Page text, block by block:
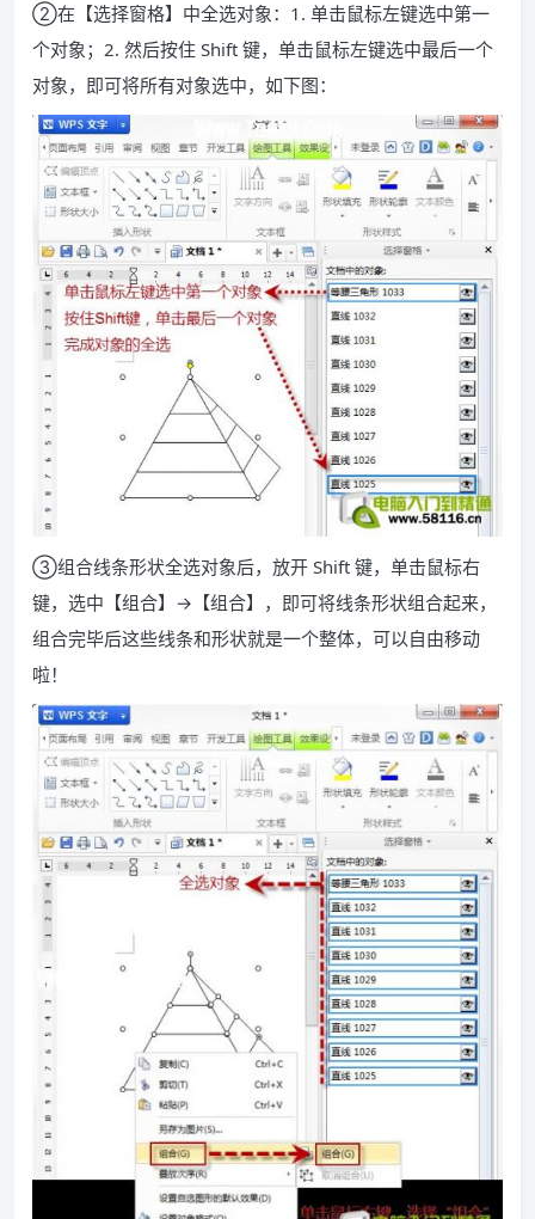
②在【选择窗格】中全选对象：1. 单击鼠标左键选中第一
个对象；2. 然后按住 Shift 键，单击鼠标左键选中最后一个
对象，即可将所有对象选中，如下图：
③组合线条形状全选对象后，放开 Shift 键，单击鼠标右
键，选中【组合】→【组合】，即可将线条形状组合起来，
组合完毕后这些线条和形状就是一个整体，可以自由移动
啦！